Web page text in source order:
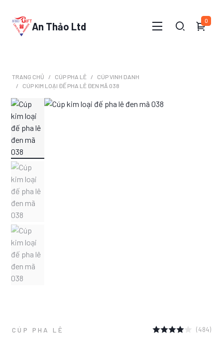
An Thảo Ltd 0
TRANG CHỦ CÚP PHA LÊ
CÚP VINH DANH
CÚP KIM LOẠI ĐẾ PHA LÊ ĐEN MÃ 038
CÚP PHA LÊ (484)